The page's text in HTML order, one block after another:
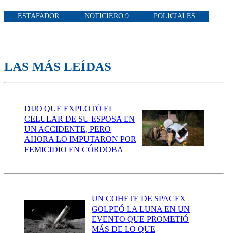
ESTAFADOR NOTICIERO 9 POLICIALES
LAS MÁS LEÍDAS
DIJO QUE EXPLOTÓ EL
CELULAR DE SU ESPOSA EN
UN ACCIDENTE, PERO
AHORA LO IMPUTARON POR
FEMICIDIO EN CÓRDOBA
UN COHETE DE SPACEX
GOLPEÓ LA LUNA EN UN
EVENTO QUE PROMETIÓ
MÁS DE LO QUE